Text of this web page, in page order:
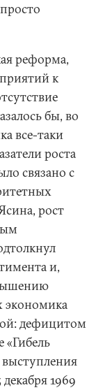
реформа,
к
бы, во
все-таки
роста
связано с
рост
и,
экономика
дефицитом
«Гибель
1969